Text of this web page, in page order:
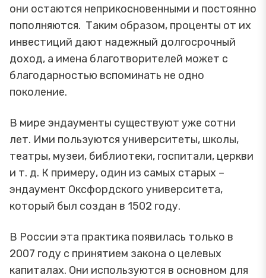
они остаются неприкосновенными и постоянно
пополняются. Таким образом, проценты от их
инвестиций дают надежный долгосрочный
доход, а имена благотворителей может с
благодарностью вспоминать не одно
поколение.
В мире эндаументы существуют уже сотни
лет. Ими пользуются университеты, школы,
театры, музеи, библиотеки, госпитали, церкви
и т. д. К примеру, один из самых старых –
эндаумент Оксфордского университета,
который был создан в 1502 году.
В России эта практика появилась только в
2007 году с принятием закона о целевых
капиталах. Они используются в основном для